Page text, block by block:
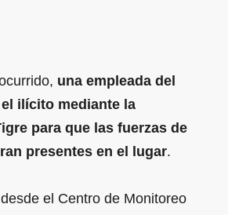
una empleada del
ilícito mediante la
para que las fuerzas de
presentes en el lugar.
el Centro de Monitoreo